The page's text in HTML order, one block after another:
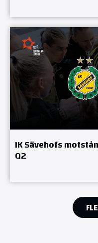
IK Sävehofs
Q2